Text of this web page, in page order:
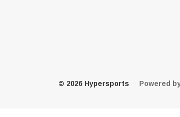
© 2026 Hypersports Powered